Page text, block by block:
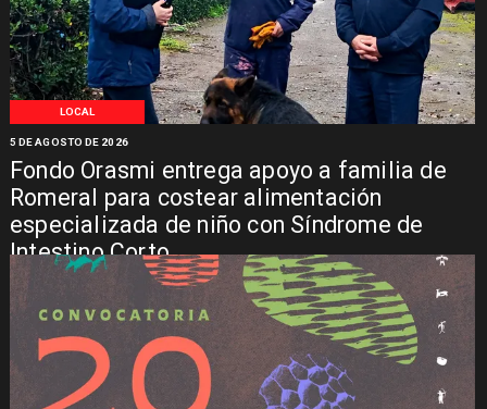
LOCAL
Fondo Orasmi entrega apoyo a familia de
Romeral para costear alimentación
especializada de niño con Síndrome de
Intestino Corto
5 DE AGOSTO DE 2026